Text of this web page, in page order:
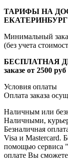
ТАРИФЫ НА
Минимальный
(без учета
БЕСПЛАТНАЯ
заказе от 2500
Условия оплаты
Оплата заказа
Наличным или
Наличными,
Безналичная
Visa и Mastercard.
помощью
оплате Вы